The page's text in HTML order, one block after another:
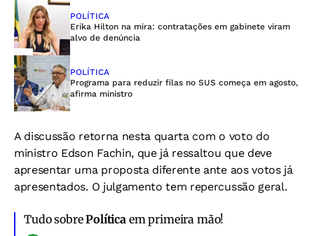
POLÍTICA
Erika Hilton na mira: contratações em gabinete viram
alvo de denúncia
POLÍTICA
Programa para reduzir filas no SUS começa em agosto,
afirma ministro
A discussão retorna nesta quarta com o voto do
ministro Edson Fachin, que já ressaltou que deve
apresentar uma proposta diferente ante aos votos já
apresentados. O julgamento tem repercussão geral.
Tudo sobrePolítica em primeira mão!